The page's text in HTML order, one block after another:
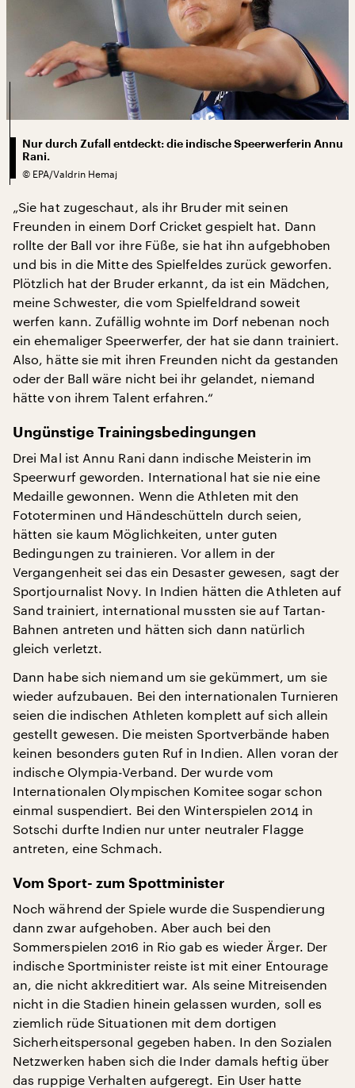
Nur durch Zufall entdeckt: die indische Speerwerferin Annu
Rani.
© EPA/Valdrin Hemaj
„Sie hat zugeschaut, als ihr Bruder mit seinen
Freunden in einem Dorf Cricket gespielt hat. Dann
rollte der Ball vor ihre Füße, sie hat ihn aufgebhoben
und bis in die Mitte des Spielfeldes zurück geworfen.
Plötzlich hat der Bruder erkannt, da ist ein Mädchen,
meine Schwester, die vom Spielfeldrand soweit
werfen kann. Zufällig wohnte im Dorf nebenan noch
ein ehemaliger Speerwerfer, der hat sie dann trainiert.
Also, hätte sie mit ihren Freunden nicht da gestanden
oder der Ball wäre nicht bei ihr gelandet, niemand
hätte von ihrem Talent erfahren.“
Ungünstige Trainingsbedingungen
Drei Mal ist Annu Rani dann indische Meisterin im
Speerwurf geworden. International hat sie nie eine
Medaille gewonnen. Wenn die Athleten mit den
Fototerminen und Händeschütteln durch seien,
hätten sie kaum Möglichkeiten, unter guten
Bedingungen zu trainieren. Vor allem in der
Vergangenheit sei das ein Desaster gewesen, sagt der
Sportjournalist Novy. In Indien hätten die Athleten auf
Sand trainiert, international mussten sie auf Tartan-
Bahnen antreten und hätten sich dann natürlich
gleich verletzt.
Dann habe sich niemand um sie gekümmert, um sie
wieder aufzubauen. Bei den internationalen Turnieren
seien die indischen Athleten komplett auf sich allein
gestellt gewesen. Die meisten Sportverbände haben
keinen besonders guten Ruf in Indien. Allen voran der
indische Olympia-Verband. Der wurde vom
Internationalen Olympischen Komitee sogar schon
einmal suspendiert. Bei den Winterspielen 2014 in
Sotschi durfte Indien nur unter neutraler Flagge
antreten, eine Schmach.
Vom Sport- zum Spottminister
Noch während der Spiele wurde die Suspendierung
dann zwar aufgehoben. Aber auch bei den
Sommerspielen 2016 in Rio gab es wieder Ärger. Der
indische Sportminister reiste ist mit einer Entourage
an, die nicht akkreditiert war. Als seine Mitreisenden
nicht in die Stadien hinein gelassen wurden, soll es
ziemlich rüde Situationen mit dem dortigen
Sicherheitspersonal gegeben haben. In den Sozialen
Netzwerken haben sich die Inder damals heftig über
das ruppige Verhalten aufgeregt. Ein User hatte